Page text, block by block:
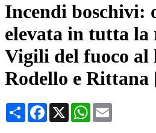
Incendi boschivi:
elevata in tutta la
Vigili del fuoco al
Rodello e
CondividiFacebook
X WhatsApp